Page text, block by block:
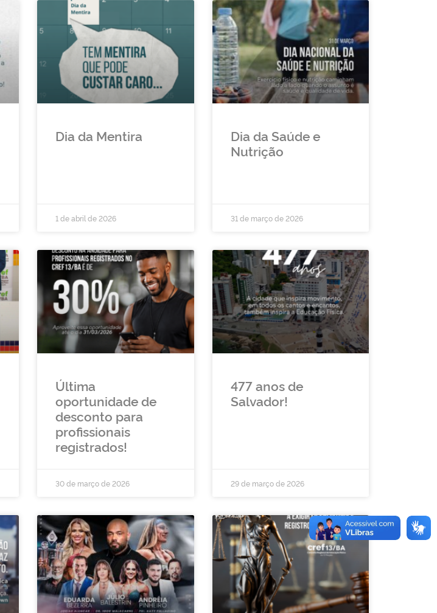
Dia da Mentira
1 de abril de 2026
Dia da Saúde e
Nutrição
31 de março de 2026
Última
oportunidade de
desconto para
profissionais
registrados!
30 de março de 2026
477 anos de
Salvador!
29 de março de 2026